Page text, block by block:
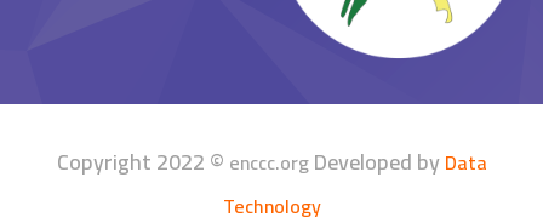
Copyright 2022 ©enccc.orgDeveloped byData
Technology